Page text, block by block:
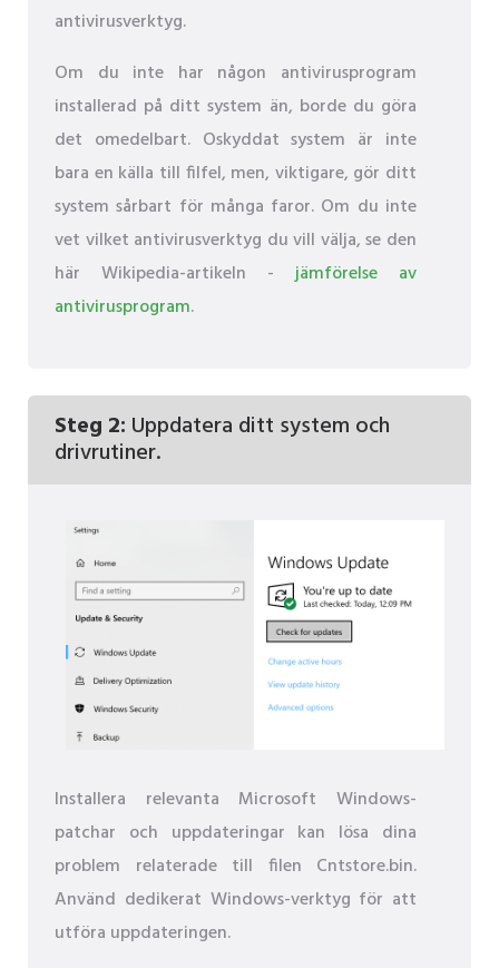
antivirusverktyg.
Om du inte har någon antivirusprogram
installerad på ditt system än, borde du göra
det omedelbart. Oskyddat system är inte
bara en källa till filfel, men, viktigare, gör ditt
system sårbart för många faror. Om du inte
vet vilket antivirusverktyg du vill välja, se den
här Wikipedia-artikeln -jämförelse av
antivirusprogram.
Steg 2: Uppdatera ditt system och
drivrutiner.
Installera relevanta Microsoft Windows-
patchar och uppdateringar kan lösa dina
problem relaterade till filen Cntstore.bin.
Använd dedikerat Windows-verktyg för att
utföra uppdateringen.